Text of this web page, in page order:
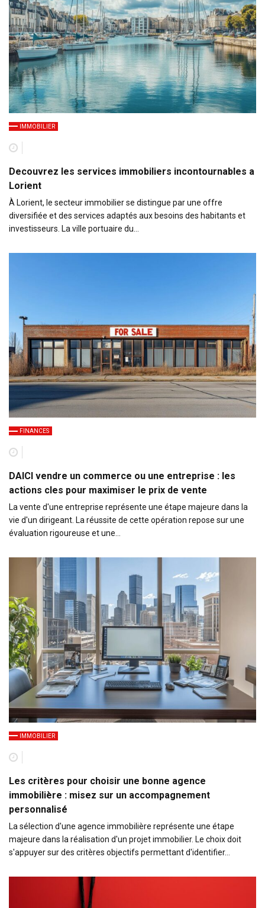
IMMOBILIER
Decouvrez les services immobiliers incontournables a
Lorient
À Lorient, le secteur immobilier se distingue par une offre
diversifiée et des services adaptés aux besoins des habitants et
investisseurs. La ville portuaire du…
FINANCES
DAICI vendre un commerce ou une entreprise : les
actions cles pour maximiser le prix de vente
La vente d'une entreprise représente une étape majeure dans la
vie d'un dirigeant. La réussite de cette opération repose sur une
évaluation rigoureuse et une…
IMMOBILIER
Les critères pour choisir une bonne agence
immobilière : misez sur un accompagnement
personnalisé
La sélection d'une agence immobilière représente une étape
majeure dans la réalisation d'un projet immobilier. Le choix doit
s'appuyer sur des critères objectifs permettant d'identifier…